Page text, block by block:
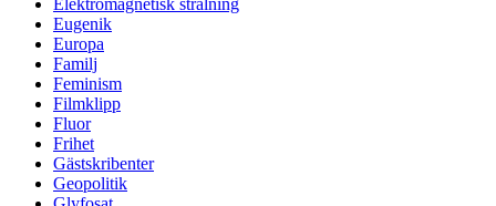
Eugenik
Europa
Familj
Feminism
Filmklipp
Fluor
Frihet
Gästskribenter
Geopolitik